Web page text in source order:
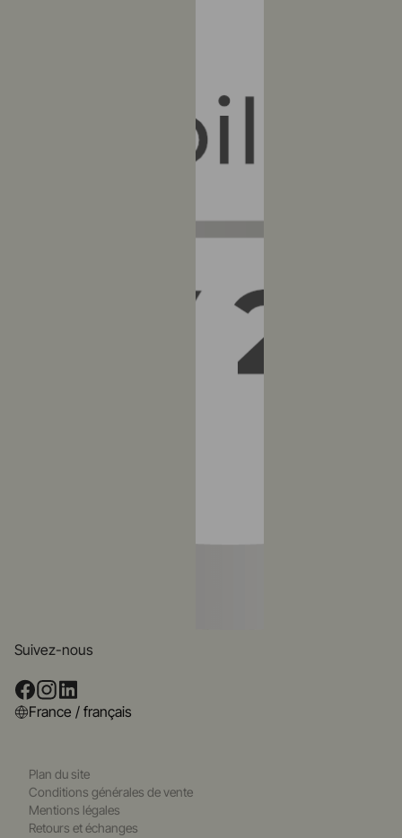
Suivez-nous
France / français
Plan du site
Conditions générales de vente
Mentions légales
Retours et échanges